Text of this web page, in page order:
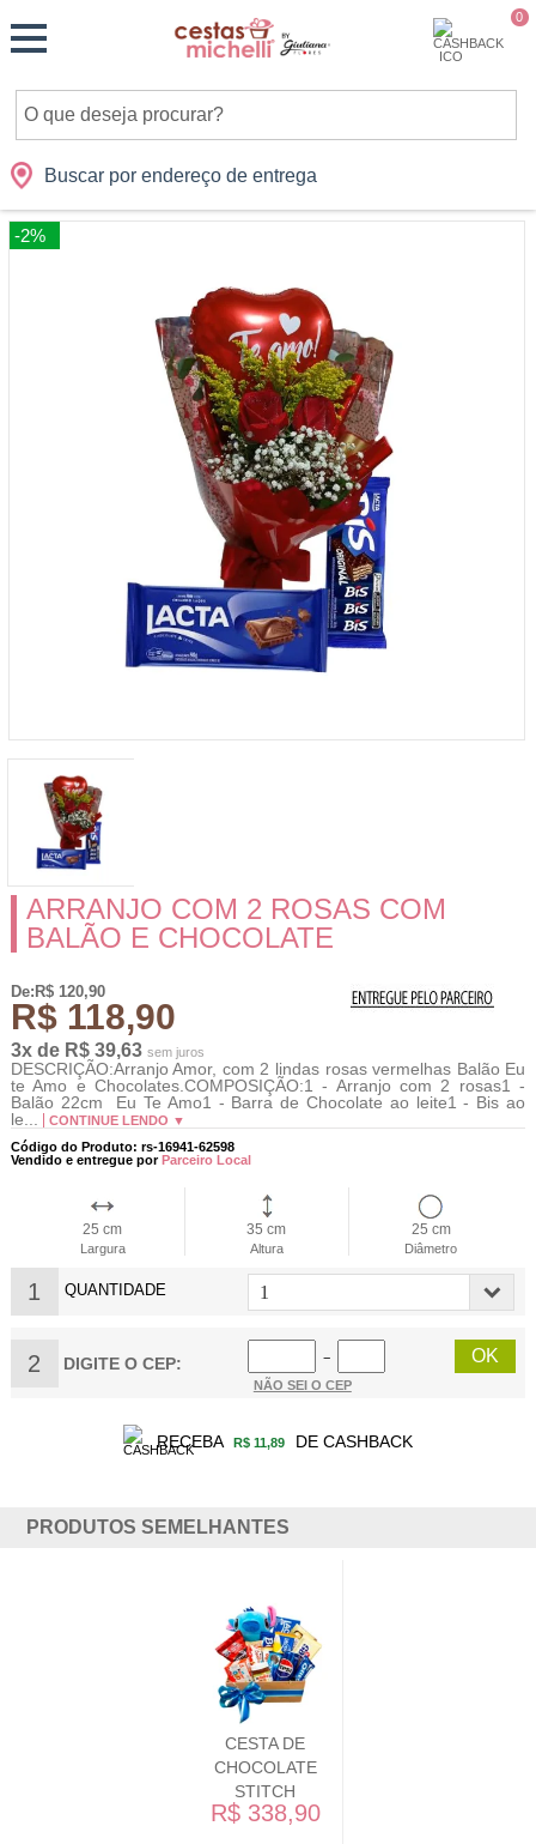
0
Buscar por endereço de entrega
Cidades Presentes Datas Shopping
Monte
sua
Cesta
-2%
ARRANJO COM 2 ROSAS COM
BALÃO E CHOCOLATE
De:R$ 120,90
R$ 118,90
3x de R$ 39,63 sem juros
DESCRIÇÃO:Arranjo Amor, com 2 lindas rosas vermelhas Balão Eu
te Amo e Chocolates.COMPOSIÇÃO:1 - Arranjo com 2 rosas1 -
Balão 22cm Eu Te Amo1 - Barra de Chocolate ao leite1 - Bis ao
le...
CONTINUE LENDO ▼
Código do Produto: rs-16941-62598
Vendido e entregue porParceiro Local
25 cm
Largura
35 cm
Altura
25 cm
Diâmetro
1 QUANTIDADE
2 DIGITE O CEP:
−
NÃO SEI O CEP
RECEBA R$ 11,89 DE CASHBACK
PRODUTOS SEMELHANTES
CESTA DE
CHOCOLATE
STITCH
R$ 338,90